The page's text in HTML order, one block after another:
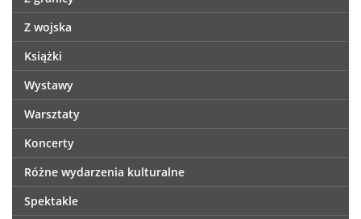
Z wojska
Książki
Wystawy
Warsztaty
Koncerty
Różne wydarzenia kulturalne
Spektakle